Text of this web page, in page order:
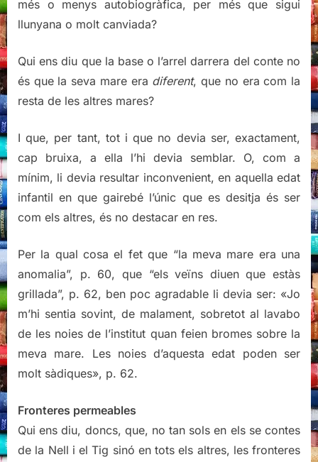
més o menys autobiogràfica, per més que sigui
llunyana o molt canviada?
Qui ens diu que la base o l’arrel darrera del conte no
és que la seva mare era diferent, que no era com la
resta de les altres mares?
I que, per tant, tot i que no devia ser, exactament,
cap bruixa, a ella l’hi devia semblar. O, com a
mínim, li devia resultar inconvenient, en aquella edat
infantil en que gairebé l’únic que es desitja és ser
com els altres, és no destacar en res.
Per la qual cosa el fet que “la meva mare era una
anomalia”, p. 60, que “els veïns diuen que estàs
grillada”, p. 62, ben poc agradable li devia ser: «Jo
m’hi sentia sovint, de malament, sobretot al lavabo
de les noies de l’institut quan feien bromes sobre la
meva mare. Les noies d’aquesta edat poden ser
molt sàdiques», p. 62.
Fronteres permeables
Qui ens diu, doncs, que, no tan sols en els se contes
de la Nell i el Tig sinó en tots els altres, les fronteres